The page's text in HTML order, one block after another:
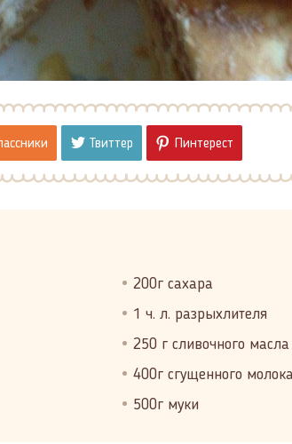
Твиттер Пинтерест
200г сахара
1 ч. л. разрыхлителя
250 г сливочного
400г сгущенного молока
500г муки